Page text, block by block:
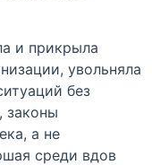
и прикрыла
увольняла
без
законы
а не
среди вдов